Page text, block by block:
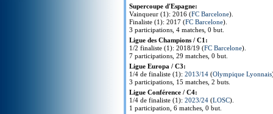
Supercoupe d'Espagne:
Vainqueur (1): 2016 (FC Barcelone).
Finaliste (1): 2017 (FC Barcelone).
3 participations, 4 matches, 0 but.
Ligue des Champions / C1:
1/2 finaliste (1): 2018/19 (FC Barcelone).
7 participations, 29 matches, 0 but.
Ligue Europa / C3:
1/4 de finaliste (1): 2013/14 (Olympique Lyonnais
3 participations, 15 matches, 2 buts.
Ligue Conférence / C4:
1/4 de finaliste (1): 2023/24 (LOSC).
1 participation, 6 matches, 0 but.